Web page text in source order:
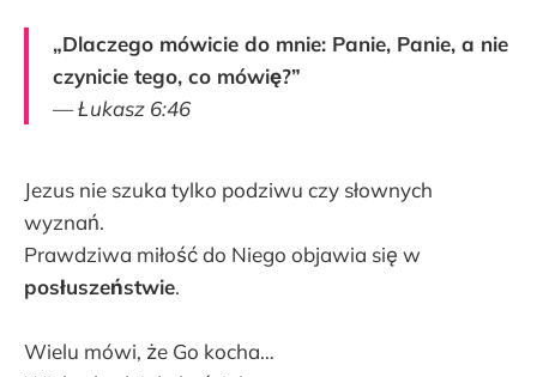
„Dlaczego mówicie do mnie: Panie, Panie, a nie
czynicie tego, co mówię?”
—Łukasz 6:46
Jezus nie szuka tylko podziwu czy słownych
wyznań.
Prawdziwa miłość do Niego objawia się w
posłuszeństwie.
Wielu mówi, że Go kocha…